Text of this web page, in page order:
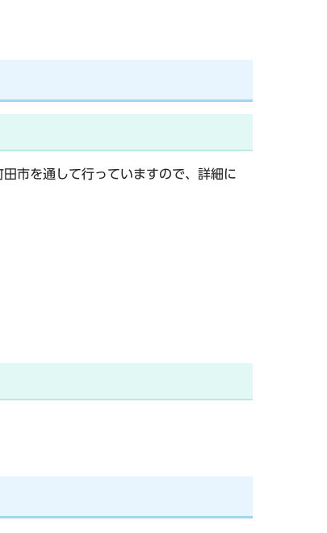
市を通して行っていますので、詳細に